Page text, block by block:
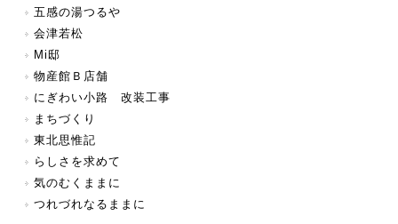
五感の湯つるや
会津若松
Mi邸
物産館Ｂ店舗
にぎわい小路 改装工事
まちづくり
東北思惟記
らしさを求めて
気のむくままに
つれづれなるままに